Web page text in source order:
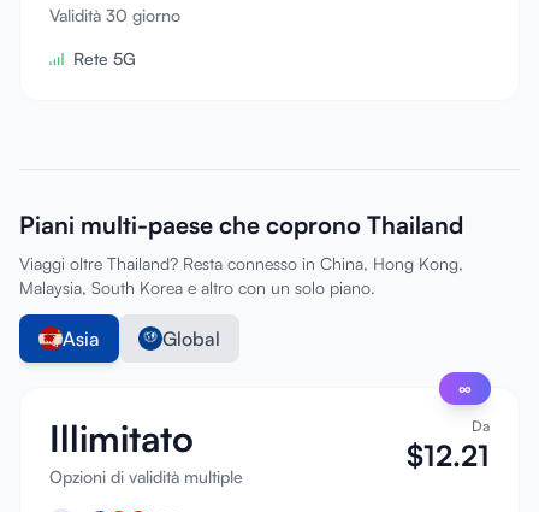
Validità 30 giorno
Rete 5G
Piani multi-paese che coprono Thailand
Viaggi oltre Thailand? Resta connesso in China, Hong Kong,
Malaysia, South Korea e altro con un solo piano.
Asia Global
∞
Illimitato
Opzioni di validità multiple
Da
$12.21